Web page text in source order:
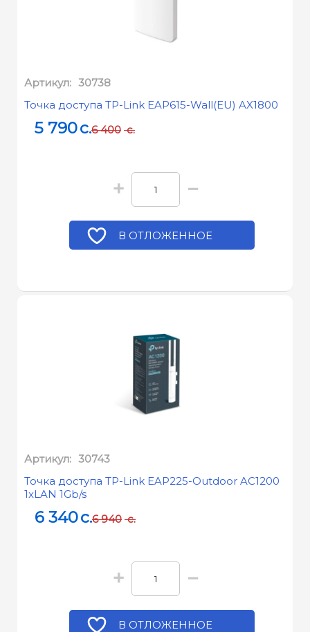
Артикул: 30738
Точка доступа TP-Link EAP615-Wall(EU) AX1800
5 790c.6 400 c.
+ −
В ОТЛОЖЕННОЕ
Артикул: 30743
Точка доступа TP-Link EAP225-Outdoor AC1200
1xLAN 1Gb/s
6 340c.6 940 c.
+ −
В ОТЛОЖЕННОЕ